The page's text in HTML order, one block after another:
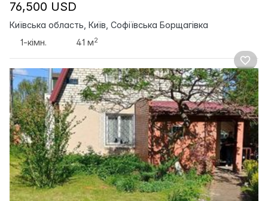
76,500 USD
Київська область, Київ, Софіївська Борщагівка
1-кімн.
41 м2